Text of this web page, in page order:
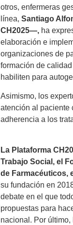
otros, enfermeras
línea, Santiago
CH2025—, ha
elaboración e
organizaciones de
formación de
habiliten para
Asimismo, los
atención al paciente
adherencia a los
La Plataforma
Trabajo Social, el
de Farmacéuticos,
su fundación en
debate en el que
propuestas para
nacional. Por último,